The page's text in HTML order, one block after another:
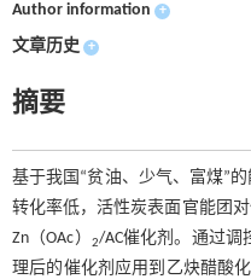
Author information +
文章历史 +
摘要
基于我国“贫油、少气、富煤”
转化率低，活性炭表面官能团
Zn（OAc）
2/AC催化剂。通过
理后的催化剂应用到乙炔醋酸